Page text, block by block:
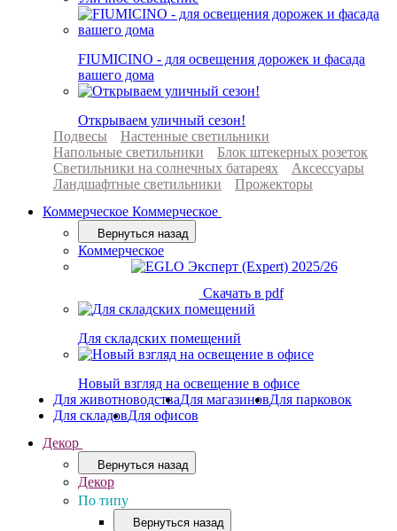
FIUMICINO - для освещения дорожек и фасада
вашего дома
Открываем уличный сезон!
Подвесы
Настенные светильники
Напольные светильники
Блок штекерных розеток
Светильники на солнечных батареях
Аксессуары
Ландшафтные светильники
Прожекторы
Коммерческое Коммерческое
Вернуться назад
Коммерческое
Скачать в pdf
Для складских помещений
Новый взгляд на освещение в офисе
Для животноводстваДля магазиновДля парковок
Для складовДля офисов
Декор
Вернуться назад
Декор
По типу
Вернуться назад